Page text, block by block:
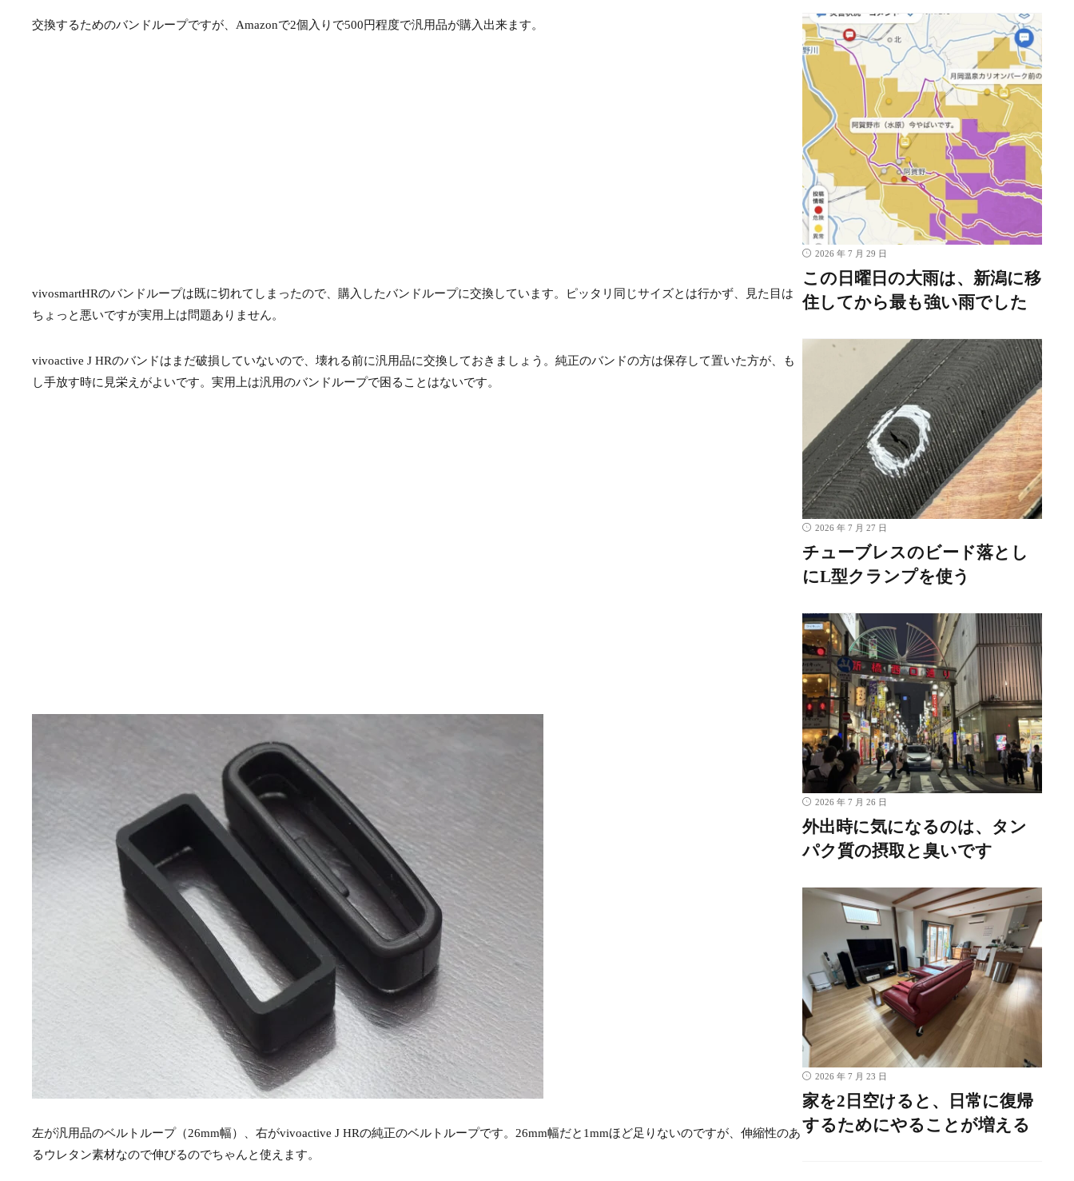
交換するためのバンドループですが、Amazonで2個入りで500円程度で汎用品が購入出来ます。
vivosmartHRのバンドループは既に切れてしまったので、購入したバンドループに交換しています。ピッタリ同じサイズとは行かず、見た目は
ちょっと悪いですが実用上は問題ありません。
vivoactive J HRのバンドはまだ破損していないので、壊れる前に汎用品に交換しておきましょう。純正のバンドの方は保存して置いた方が、も
し手放す時に見栄えがよいです。実用上は汎用のバンドループで困ることはないです。
左が汎用品のベルトループ（26mm幅）、右がvivoactive J HRの純正のベルトループです。26mm幅だと1mmほど足りないのですが、伸縮性のあ
るウレタン素材なので伸びるのでちゃんと使えます。
2026 年 7 月 29 日
この日曜日の大雨は、新潟に移
住してから最も強い雨でした
2026 年 7 月 27 日
チューブレスのビード落とし
にL型クランプを使う
2026 年 7 月 26 日
外出時に気になるのは、タン
パク質の摂取と臭いです
2026 年 7 月 23 日
家を2日空けると、日常に復帰
するためにやることが増える